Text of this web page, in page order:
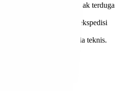
Anda dari risiko yang tidak terduga
satu penyedia layanan ekspedisi
lancar tanpa kendala teknis.